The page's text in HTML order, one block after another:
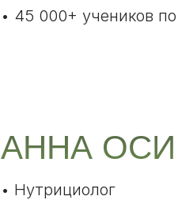
• 45 000+ учеников
АННА
• Нутрициолог